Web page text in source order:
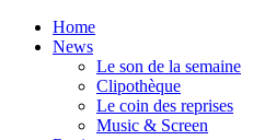
Home
News
Le son de la semaine
Clipothèque
Le coin des reprises
Music & Screen